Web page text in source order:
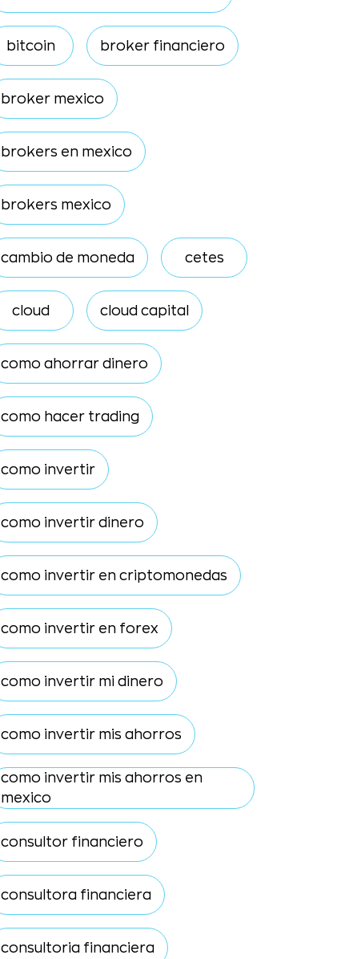
bitcoin broker financiero
broker mexico
brokers en mexico
brokers mexico
cambio de moneda cetes
cloud cloud capital
como ahorrar dinero
como hacer trading
como invertir
como invertir dinero
como invertir en criptomonedas
como invertir en forex
como invertir mi dinero
como invertir mis ahorros
como invertir mis ahorros en
mexico
consultor financiero
consultora financiera
consultoria financiera